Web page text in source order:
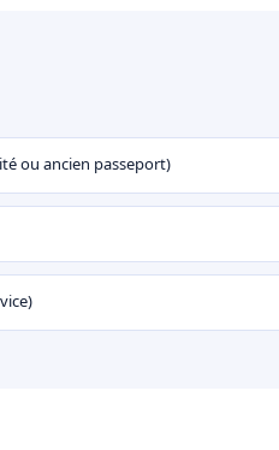
ou ancien passeport)